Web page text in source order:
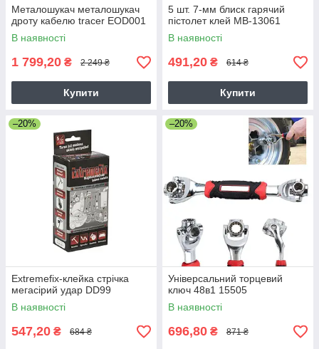
Металошукач металошукач
дроту кабелю tracer EOD001
В наявності
1 799,20 ₴ 2 249 ₴
Купити
5 шт. 7-мм блиск гарячий
пістолет клей MB-13061
В наявності
491,20 ₴ 614 ₴
Купити
–20%
Extremefix-клейка стрічка
мегасірий удар DD99
В наявності
547,20 ₴ 684 ₴
–20%
Універсальний торцевий
ключ 48в1 15505
В наявності
696,80 ₴ 871 ₴